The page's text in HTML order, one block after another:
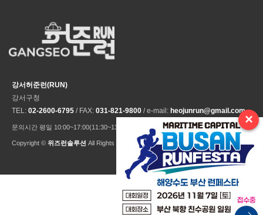
강서허준런(RUN)
강서구청
TEL: 02-2600-6795 / FAX: 031-821-9800 / e-mail: heojunrun@gmail.com
문의시간 평일 10:00~17:00(11:30~13:30 점심시간) ※ 주말 및 공휴일 미운영
Copyright © 위즈런솔루션 All Rights Reseved.
×